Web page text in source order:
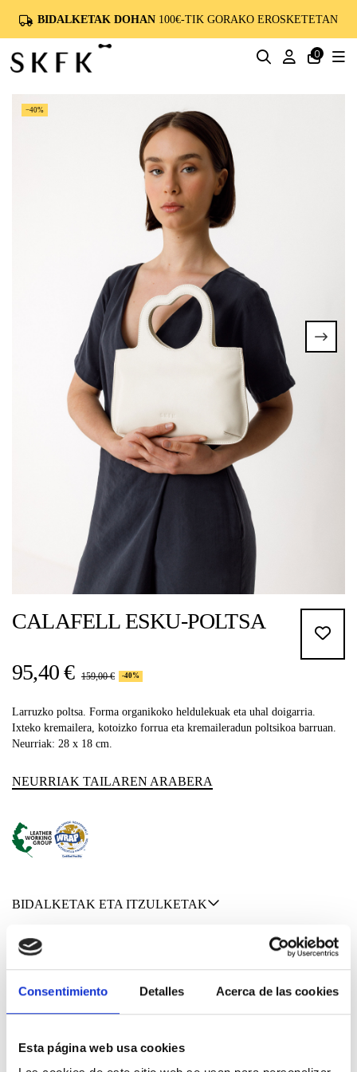
Consentimiento Detalles Acerca de las cookies
Esta página web usa cookies
BIDALKETAK DOHAN 100€-TIK GORAKO EROSKETETAN
0
−40%
CALAFELL ESKU-POLTSA
95,40 € 159,00 € -40%
Larruzko poltsa. Forma organikoko heldulekuak eta uhal doigarria.
Ixteko kremailera, kotoizko forrua eta kremaileradun poltsikoa barruan.
Neurriak: 28 x 18 cm.
NEURRIAK TAILAREN ARABERA
BIDALKETAK ETA ITZULKETAK
MATERIALAK
100% BEHI-LARRUA